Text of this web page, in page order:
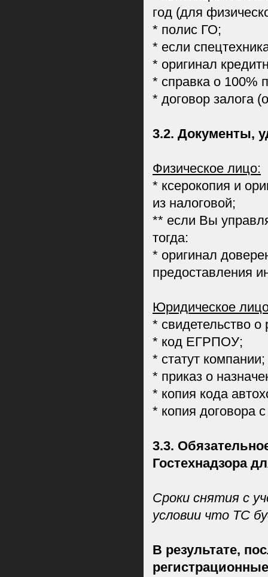
год (для
* полис ГО;
* если
* оригинал
* справка о 100%
* договор залога
3.2. Документы,
Физическое лицо:
* ксерокопия и
из налоговой;
** если Вы
тогда:
* оригинал
предоставления
Юридическое
* свидетельство о
* код ЕГРПОУ;
* статут компании;
* приказ о
* копия кода
* копия договора
3.3.
Гостехнадзора
Сроки снятия с
условии что ТС
В результате,